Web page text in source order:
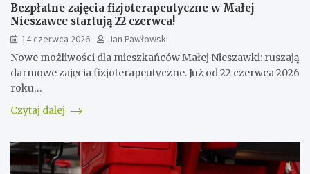
Bezpłatne zajęcia fizjoterapeutyczne w Małej
Nieszawce startują 22 czerwca!
14 czerwca 2026
Jan Pawłowski
Nowe możliwości dla mieszkańców Małej Nieszawki: ruszają
darmowe zajęcia fizjoterapeutyczne. Już od 22 czerwca 2026
roku…
Czytaj dalej